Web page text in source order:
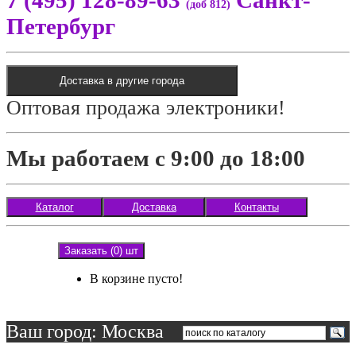
(доб 812)
Петербург
Доставка в другие города
Оптовая продажа электроники!
Мы работаем с 9:00 до 18:00
Каталог Доставка Контакты
Заказать (0) шт
В корзине пусто!
Ваш город: Москва